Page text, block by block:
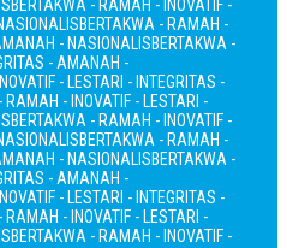
BERTAKWA - RAMAH - INOVATIF -
BERTAKWA - RAMAH -
- NASIONALISBERTAKWA -
- AMANAH -
- LESTARI - INTEGRITAS -
RAMAH - INOVATIF - LESTARI -
BERTAKWA - RAMAH - INOVATIF -
BERTAKWA - RAMAH -
- NASIONALISBERTAKWA -
- AMANAH -
- LESTARI - INTEGRITAS -
RAMAH - INOVATIF - LESTARI -
BERTAKWA - RAMAH - INOVATIF -